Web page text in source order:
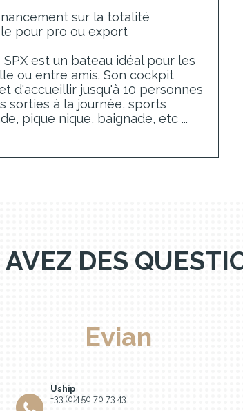
sur la totalité
pour pro ou export
SPX est un bateau idéal pour les
ou entre amis. Son cockpit
d'accueillir jusqu'à 10 personnes
sorties à la journée, sports
pique nique, baignade, etc ...
DES
Evian
Uship
+33 (0)4 50 70 73 43